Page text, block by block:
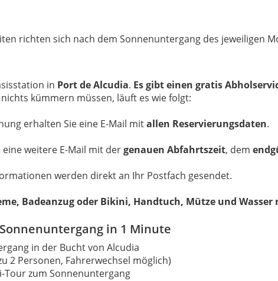
richten sich nach dem Sonnenuntergang des jeweiligen
in Port de Alcudia. Es gibt einen gratis
kümmern müssen, läuft es wie folgt:
erhalten Sie eine E-Mail mitallen Reservierungsdaten.
weitere E-Mail mit dergenauen Abfahrtszeit, dem
werden direkt an Ihr Postfach gesendet.
Badeanzug oder Bikini, Handtuch, Mütze und
in 1 Minute
in der Bucht von Alcudia
2 Personen, Fahrerwechsel möglich)
Tour zum Sonnenuntergang